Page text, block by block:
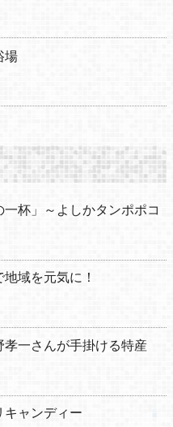
場
杯」～よしかタンポポコ
地域を元気に！
一さんが手掛ける特産
キャンディー